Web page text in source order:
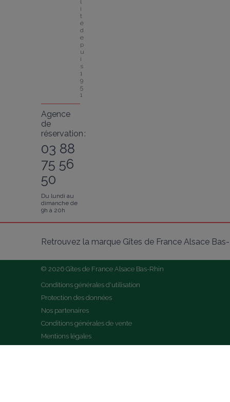
l
i
t
é
d
e
p
u
i
s
1
9
5
1
Agence
de
réservation :
03 88
75 56
50
Du lundi au
dimanche de
9h à 20h
Retrouvez la marque Gîtes de France Alsace
© 2026 Gîtes de France Alsace Bas-Rhin
Conditions générales d'utilisation
Protection des données
Nos partenaires
Conditions générales de vente
Mentions légales